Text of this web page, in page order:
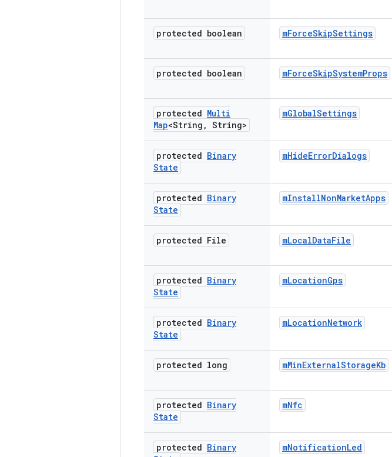
protected boolean mForceSkipSettings
protected boolean mForceSkipSystemProps
protected Multi
Map<String , String>
mGlobalSettings
protected Binary
State
mHideErrorDialogs
protected Binary
State
mInstallNonMarketApps
protected File mLocalDataFile
protected Binary
State
mLocationGps
protected Binary
State
mLocationNetwork
protected long mMinExternalStorageKb
protected Binary
State
mNfc
protected Binary
mNotificationLed